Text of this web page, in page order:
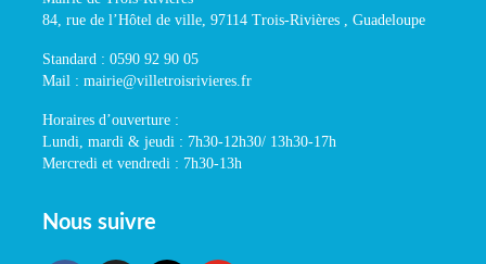
84, rue de l’Hôtel de ville, 97114 Trois-Rivières , Guadeloupe
Standard : 0590 92 90 05
Mail : mairie@villetroisrivieres.fr
Horaires d’ouverture :
Lundi, mardi & jeudi : 7h30-12h30/ 13h30-17h
Mercredi et vendredi : 7h30-13h
Nous suivre